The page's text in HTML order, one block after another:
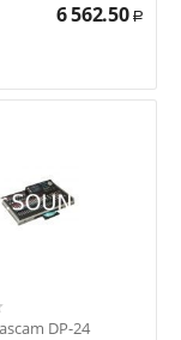
6 562.50 Р
DP-24